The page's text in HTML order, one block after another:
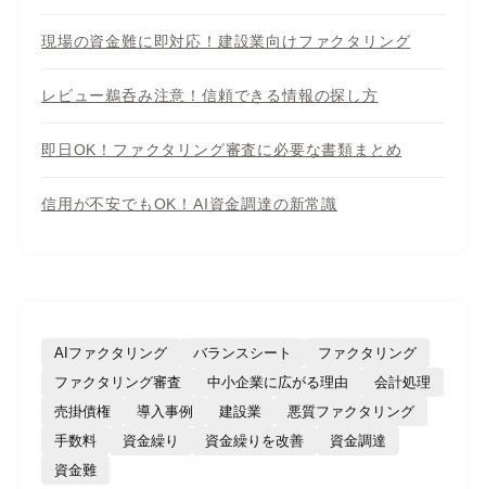
現場の資金難に即対応！建設業向けファクタリング
レビュー鵜呑み注意！信頼できる情報の探し方
即日OK！ファクタリング審査に必要な書類まとめ
信用が不安でもOK！AI資金調達の新常識
AIファクタリング バランスシート
ファクタリング
ファクタリング審査
中小企業に広がる理由
会計処理
売掛債権
導入事例 建設業
悪質ファクタリング
手数料
資金繰り 資金繰りを改善
資金調達
資金難